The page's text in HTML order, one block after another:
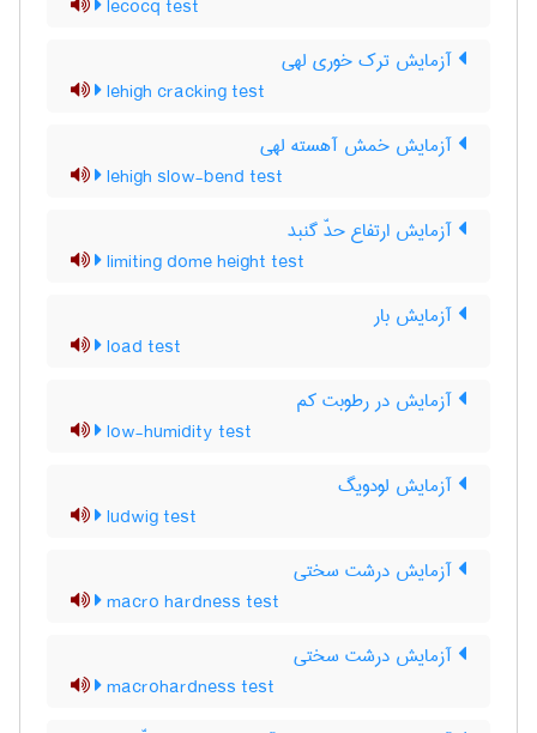
lecocq test
آزمایش ترک خوری لهی
lehigh cracking test
آزمایش خمش آهسته لهی
lehigh slow-bend test
آزمایش ارتفاع حدّ گنبد
limiting dome height test
آزمایش بار
load test
آزمایش در رطوبت کم
low-humidity test
آزمایش لودویگ
ludwig test
آزمایش درشت سختی
macro hardness test
آزمایش درشت سختی
macrohardness test